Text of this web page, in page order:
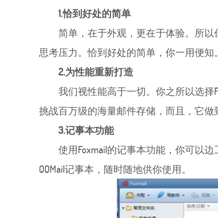
1.恰到好处的简单
简单，在于外观，更在于体验。所
思考压力。恰到好处的简单，你一用便知
2.为性能重新打造
我们视性能高于一切。你之所以选择
挑战百万级的海量邮件存储，而且，它做
3.记事本功能
使用Foxmail的记事本功能，你可以
QQMail记事本，随时随地供你使用。